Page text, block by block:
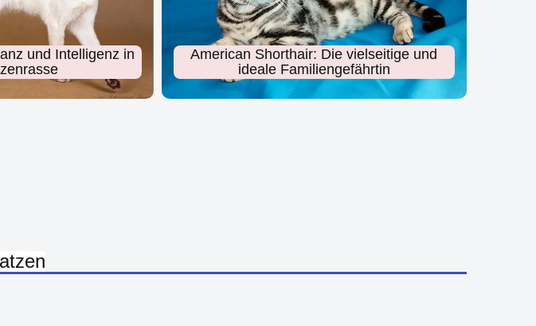
und Intelligenz in
American Shorthair: Die vielseitige und
ideale Familiengefährtin